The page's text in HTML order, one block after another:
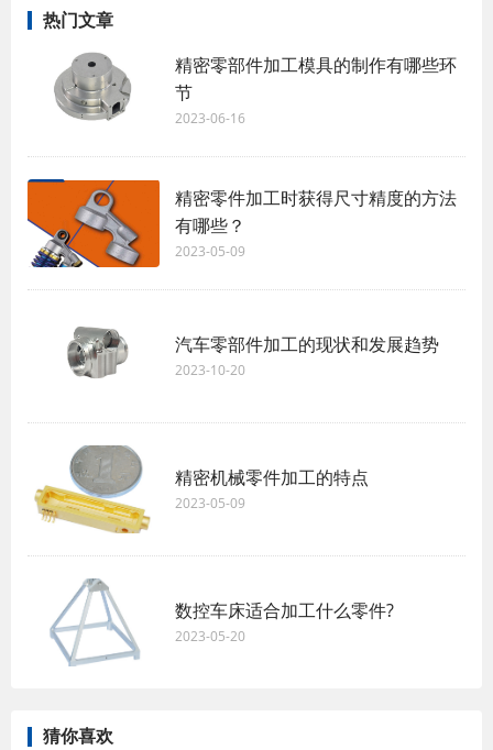
热门文章
精密零部件加工模具的制作有哪些环
节
2023-06-16
精密零件加工时获得尺寸精度的方法
有哪些？
2023-05-09
汽车零部件加工的现状和发展趋势
2023-10-20
精密机械零件加工的特点
2023-05-09
数控车床适合加工什么零件?
2023-05-20
猜你喜欢